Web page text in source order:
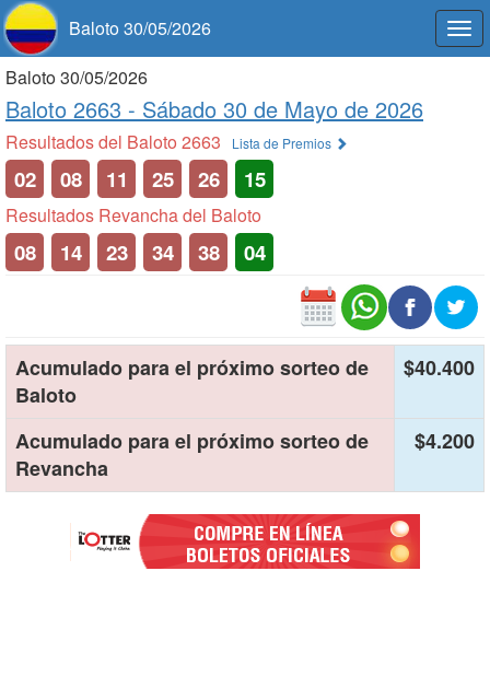
Baloto 30/05/2026
Baloto 30/05/2026
Baloto 2663 - Sábado 30 de Mayo de 2026
Resultados del Baloto 2663 Lista de Premios
02 08 11 25 26 15
Resultados Revancha del Baloto
08 14 23 34 38 04
Acumulado para el próximo sorteo de
Baloto
$40.400
Acumulado para el próximo sorteo de
Revancha
$4.200